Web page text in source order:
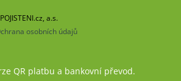
a.s.
osobních údajů
QR platbu a bankovní převod.